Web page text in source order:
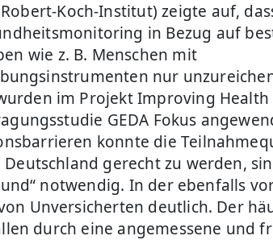
Koch-Institut) zeigte auf,
in Bezug auf
wie z. B. Menschen mit
nur
im Projekt Improving
GEDA Fokus
konnte die
gerecht zu werden,
notwendig. In der ebenfalls
Unversicherten deutlich. Der
durch eine angemessene und